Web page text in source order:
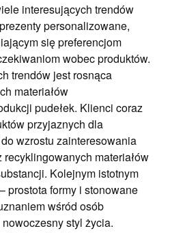
interesujących trendów
personalizowane,
się preferencjom
wobec produktów.
trendów jest rosnąca
materiałów
pudełek. Klienci coraz
przyjaznych dla
wzrostu zainteresowania
materiałów
Kolejnym istotnym
prostota formy i stonowane
wśród osób
styl życia.